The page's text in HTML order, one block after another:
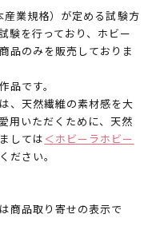
産業規格）が定める試験方
験を行っており、ホビー
品のみを販売しておりま
品です。
、天然繊維の素材感を大
用いただくために、天然
しては＜ホビーラホビー
ださい。
商品取り寄せの表示で